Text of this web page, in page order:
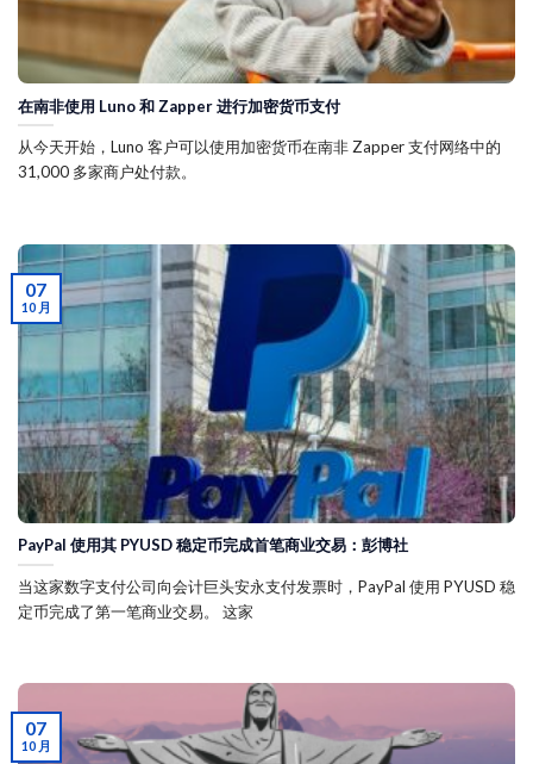
在南非使用 Luno 和 Zapper 进行加密货币支付
从今天开始，Luno 客户可以使用加密货币在南非 Zapper 支付网络中的
31,000 多家商户处付款。
PayPal 使用其 PYUSD 稳定币完成首笔商业交易：彭博社
当这家数字支付公司向会计巨头安永支付发票时，PayPal 使用 PYUSD 稳
定币完成了第一笔商业交易。 这家
07
10 月
07
10 月